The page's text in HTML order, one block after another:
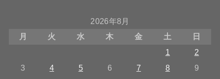
2026年8月
月
火 水 木 金 土
日
1
2
3
4 5 6 7 8
9